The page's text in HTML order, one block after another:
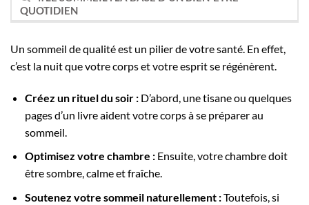
QUOTIDIEN
Un sommeil de qualité est un pilier de votre santé. En effet,
c’est la nuit que votre corps et votre esprit se régénèrent.
Créez un rituel du soir :D’abord, une tisane ou quelques
pages d’un livre aident votre corps à se préparer au
sommeil.
Optimisez votre chambre :Ensuite, votre chambre doit
être sombre, calme et fraîche.
Soutenez votre sommeil naturellement :Toutefois, si